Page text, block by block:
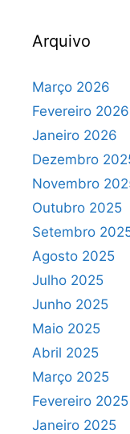
Arquivo
Março 2026
Fevereiro 2026
Janeiro 2026
Dezembro
Novembro
Outubro 2025
Setembro
Agosto 2025
Julho 2025
Junho 2025
Maio 2025
Abril 2025
Março 2025
Fevereiro 2025
Janeiro 2025